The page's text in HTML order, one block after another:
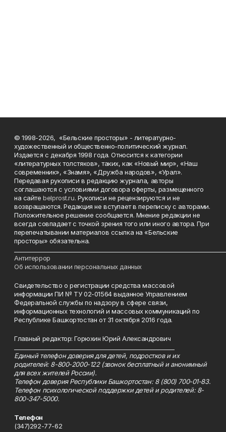
© 1998-2026, «Бельские просторы» - литературно-
художественный и общественно-политический журнал.
Издается с декабря 1998 года. Относится к категории
«литературных толстяков», таких, как «Новый мир», «Наш
современник», «Знамя», «Дружба народов», «Урал».
Передавая рукописи в редакцию журнала, авторы
соглашаются с условиями договора оферты, размещенного
на сайтеbelprost.ru. Рукописи не рецензируются и не
возвращаются. Редакция не вступает в переписку с авторами.
Положительное решение сообщается. Мнение редакции не
всегда совпадает с точкой зрения того или иного автора. При
перепечатывании материалов ссылка на «Бельские
просторы» обязательна.
Антитеррор
Об использовании персональных данных
Свидетельство о регистрации средства массовой
информации ПИ № ТУ 02-01564 выданное Управлением
Федеральной службы по надзору в сфере связи,
информационных технологий и массовых коммуникаций по
Республике Башкортостан от 31 октября 2016 года.
Главный редактор: Горюхин Юрий Александрович
Единый телефон доверия для детей, подростков и их
родителей: 8-800-2000-122 (звонок бесплатный и анонимный
для всех жителей России).
Телефон доверия Республики Башкортостан: 8 (800) 700-01-83.
Телефон психологической поддержки детей и родителей: 8-
800-347-5000.
Телефон
(347)292-77-62